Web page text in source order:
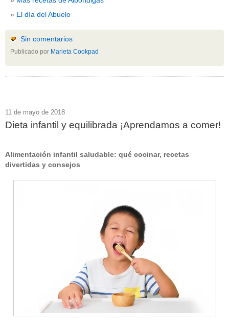
El día del Abuelo
Sin comentarios
Publicado por Marieta Cookpad
11 de mayo de 2018
Dieta infantil y equilibrada ¡Aprendamos a comer!
Alimentación infantil saludable: qué cocinar, recetas
divertidas y consejos